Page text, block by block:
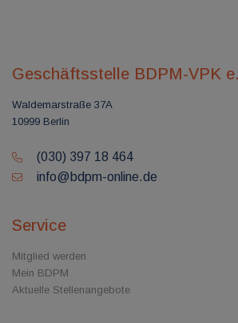
Geschäftsstelle BDPM-VPK
Waldemarstraße 37A
10999 Berlin
(030) 397 18 464
info@bdpm-online.de
Service
Mitglied werden
Mein BDPM
Aktuelle Stellenangebote